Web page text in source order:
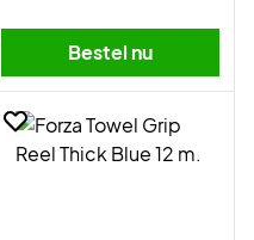
Bestel nu